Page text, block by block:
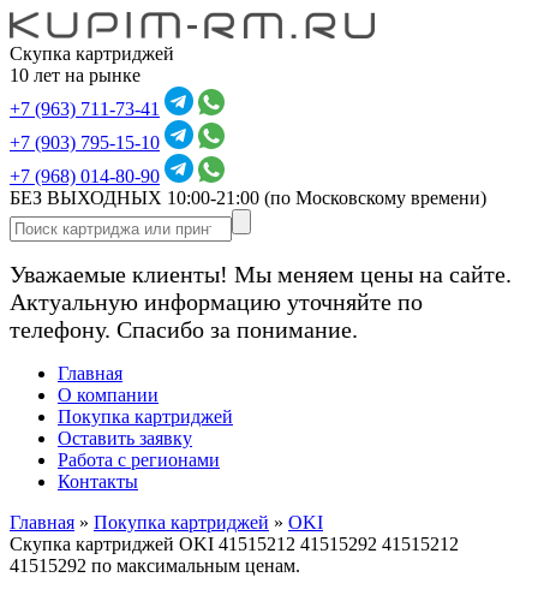
Скупка картриджей
10 лет на рынке
+7 (963) 711-73-41
+7 (903) 795-15-10
+7 (968) 014-80-90
БЕЗ ВЫХОДНЫХ 10:00-21:00 (по Московскому времени)
Уважаемые клиенты! Мы меняем цены на сайте.
Актуальную информацию уточняйте по
телефону. Спасибо за понимание.
Главная
О компании
Покупка картриджей
Оставить заявку
Работа с регионами
Контакты
Главная » Покупка картриджей » OKI
Скупка картриджей OKI 41515212 41515292 41515212
41515292 по максимальным ценам.